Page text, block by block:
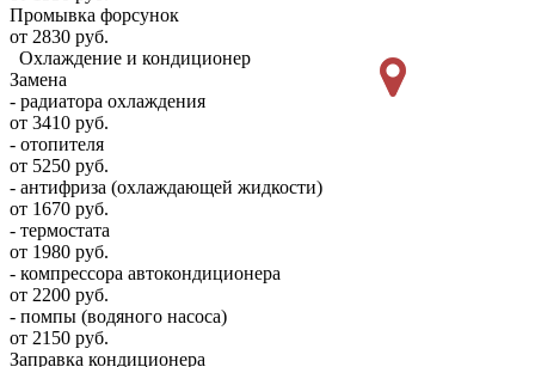
Промывка форсунок
от 2830 руб.
Охлаждение и кондиционер
Замена
- радиатора охлаждения
от 3410 руб.
- отопителя
от 5250 руб.
- антифриза (охлаждающей жидкости)
от 1670 руб.
- термостата
от 1980 руб.
- компрессора автокондиционера
от 2200 руб.
- помпы (водяного насоса)
от 2150 руб.
Заправка кондиционера